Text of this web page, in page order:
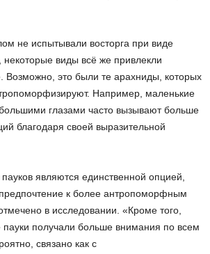
не испытывали восторга при виде
некоторые виды всё же привлекли
Возможно, это были те арахниды, которых
Например, маленькие
глазами часто вызывают больше
благодаря своей выразительной
являются единственной опцией,
к более антропоморфным
в исследовании. «Кроме того,
получали больше внимания по всем
связано как с